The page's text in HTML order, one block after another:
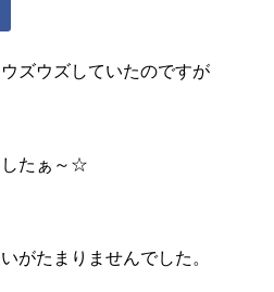
ズウズしていたのですが
したぁ～☆
がたまりませんでした。